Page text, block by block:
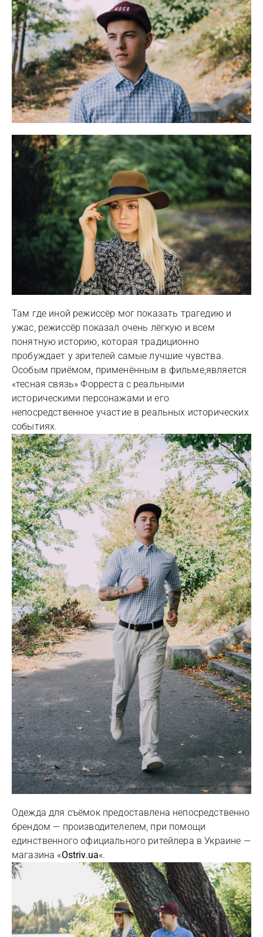
Там где иной режиссёр мог показать трагедию и
ужас, режиссёр показал очень лёгкую и всем
понятную историю, которая традиционно
пробуждает у зрителей самые лучшие чувства.
Особым приёмом, применённым в фильме,является
«тесная связь» Форреста с реальными
историческими персонажами и его
непосредственное участие в реальных исторических
событиях.
Одежда для съёмок предоставлена непосредственно
брендом — производителелем, при помощи
единственного официального ритейлера в Украине —
магазина «Ostriv.ua«.